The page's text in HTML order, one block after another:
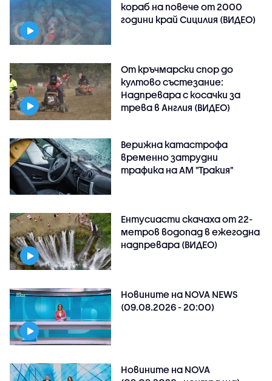
кораб на повече от 2000
години край Сицилия (ВИДЕО)
От кръчмарски спор до
култово състезание:
Надпревара с косачки за
трева в Англия (ВИДЕО)
Верижна катастрофа
временно затрудни
трафика на АМ "Тракия"
Ентусиасти скачаха от 22-
метров водопад в ежегодна
надпревара (ВИДЕО)
Новините на NOVA NEWS
(09.08.2026 - 20:00)
Новините на NOVA